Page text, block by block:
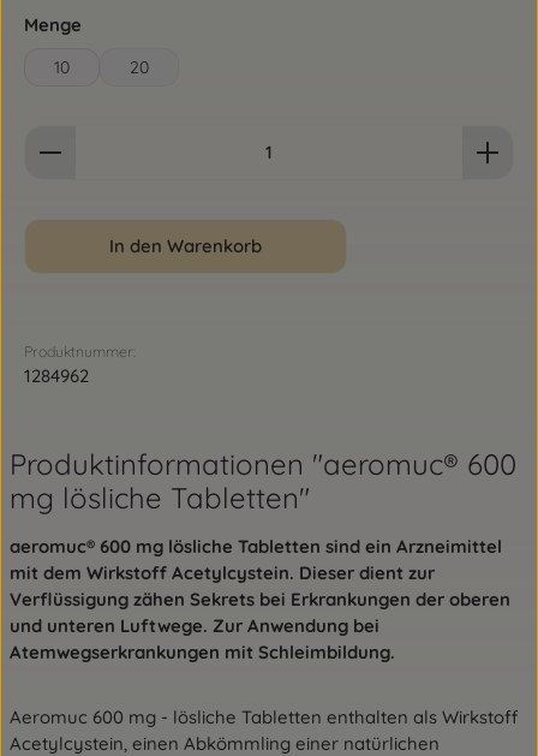
Menge
10 20
In den Warenkorb
Produktnummer:
1284962
Produktinformationen "aeromuc® 600
mg lösliche Tabletten"
aeromuc® 600 mg lösliche Tabletten sind ein Arzneimittel
mit dem Wirkstoff Acetylcystein. Dieser dient zur
Verflüssigung zähen Sekrets bei Erkrankungen der oberen
und unteren Luftwege. Zur Anwendung bei
Atemwegserkrankungen mit Schleimbildung.
Aeromuc 600 mg - lösliche Tabletten enthalten als Wirkstoff
Acetylcystein, einen Abkömmling einer natürlichen